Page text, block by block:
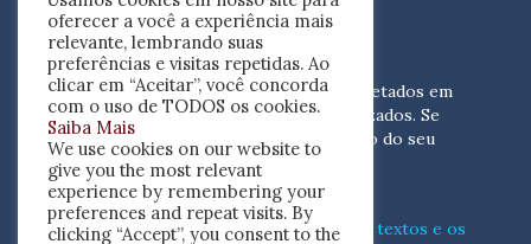
FONTES E ACERVO
As resenhas, dossiês e sumários são coletados em
periódicos acadêmicos e sites especializados. Se
você tem interesse em divulgar o acervo do seu
periódico, escreva para nós
(contato@resenhacritica.com.br)
Conheça omodocomo processamos os textos e os
oferecer a você a experiência mais
relevante, lembrando suas
preferências e visitas repetidas. Ao
clicar em “Aceitar”, você concorda
com o uso de TODOS os cookies.
Saiba Mais
We use cookies on our website to
give you the most relevant
experience by remembering your
preferences and repeat visits. By
clicking “Accept”, you consent to the